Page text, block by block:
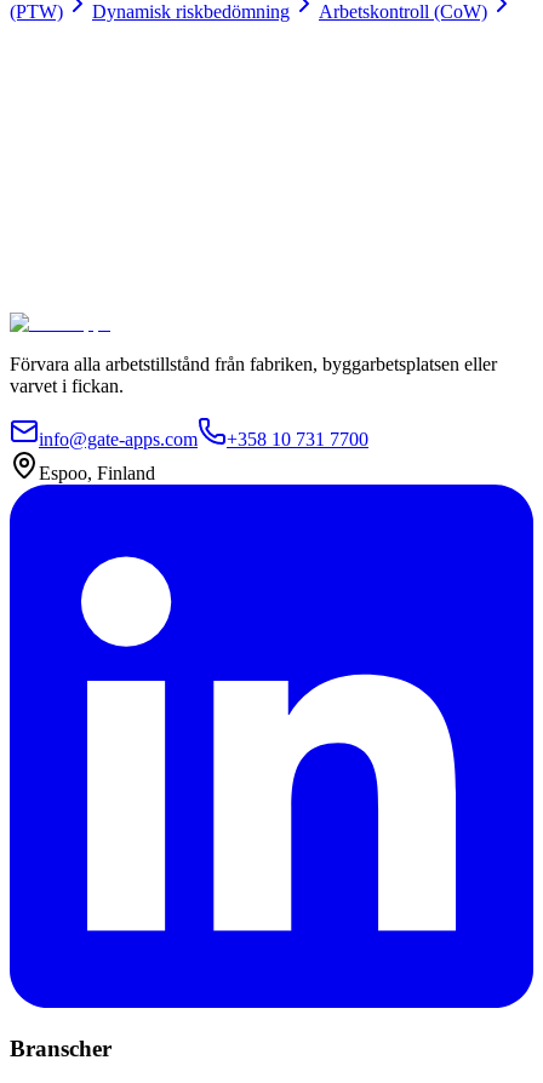
(PTW)
Dynamisk riskbedömning Arbetskontroll (CoW)
Förvara alla arbetstillstånd från fabriken, byggarbetsplatsen eller
varvet i fickan.
info@gate-apps.com
+358 10 731 7700
Espoo, Finland
Branscher